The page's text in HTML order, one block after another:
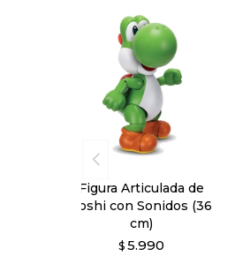
Figura Articulada de
Yoshi con Sonidos (36
cm)
$ 5.990